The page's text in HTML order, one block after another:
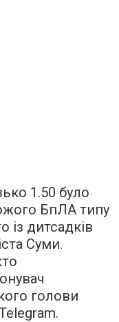
1.50 було
БпЛА типу
із дитсадків
Суми.
голови